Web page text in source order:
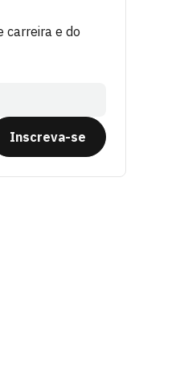
carreira e do
Inscreva-se